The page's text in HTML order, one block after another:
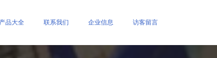
产品大全 联系我们 企业信息 访客留言